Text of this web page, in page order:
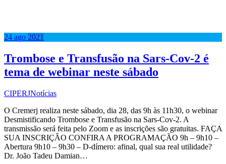
24 ago 2021
Trombose e Transfusão na Sars-Cov-2 é
tema de webinar neste sábado
CIPERJNotícias
O Cremerj realiza neste sábado, dia 28, das 9h às 11h30, o webinar
Desmistificando Trombose e Transfusão na Sars-Cov-2. A
transmissão será feita pelo Zoom e as inscrições são gratuitas. FAÇA
SUA INSCRIÇÃO CONFIRA A PROGRAMAÇÃO 9h – 9h10 –
Abertura 9h10 – 9h30 – D-dímero: afinal, qual sua real utilidade?
Dr. João Tadeu Damian…